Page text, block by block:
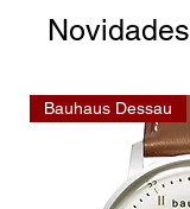
Novidades
Bauhaus Dessau